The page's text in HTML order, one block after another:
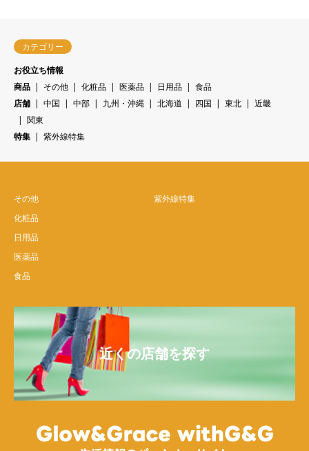
カテゴリー
お役立ち情報
商品
その他 化粧品 医薬品 日用品
食品
店舗
中国 中部 九州・沖縄 北海道 四国 東北
近畿
関東
特集
紫外線特集
その他
化粧品
日用品
医薬品
食品
紫外線特集
近くの店舗を探す